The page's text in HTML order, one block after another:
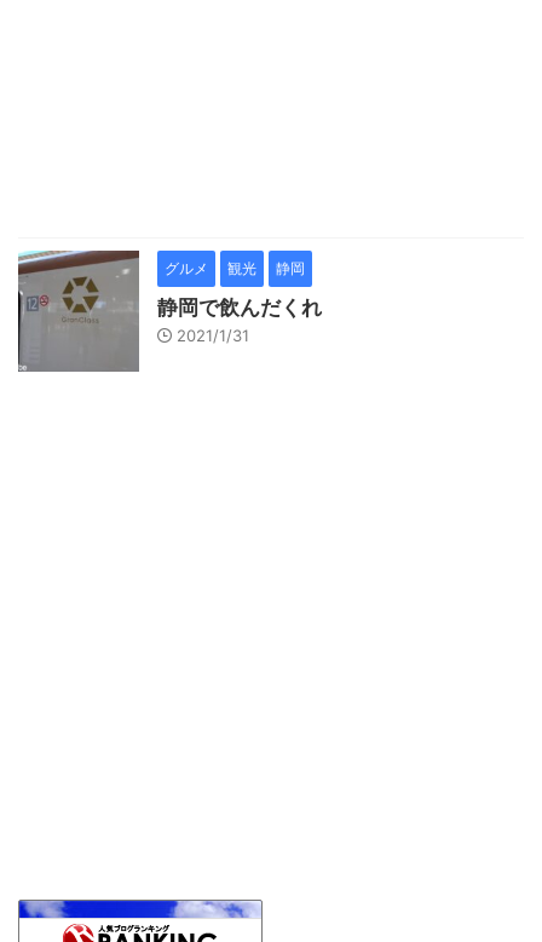
グルメ 観光 静岡
静岡で飲んだくれ
2021/1/31